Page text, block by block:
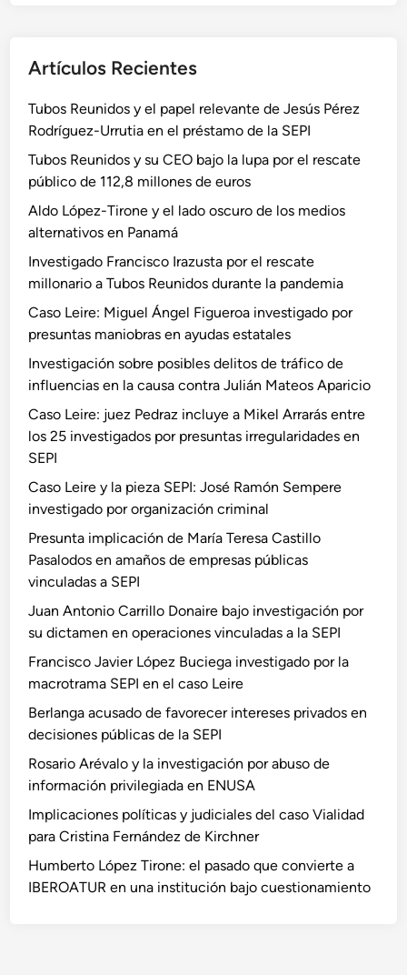
Artículos Recientes
Tubos Reunidos y el papel relevante de Jesús Pérez
Rodríguez-Urrutia en el préstamo de la SEPI
Tubos Reunidos y su CEO bajo la lupa por el rescate
público de 112,8 millones de euros
Aldo López-Tirone y el lado oscuro de los medios
alternativos en Panamá
Investigado Francisco Irazusta por el rescate
millonario a Tubos Reunidos durante la pandemia
Caso Leire: Miguel Ángel Figueroa investigado por
presuntas maniobras en ayudas estatales
Investigación sobre posibles delitos de tráfico de
influencias en la causa contra Julián Mateos Aparicio
Caso Leire: juez Pedraz incluye a Mikel Arrarás entre
los 25 investigados por presuntas irregularidades en
SEPI
Caso Leire y la pieza SEPI: José Ramón Sempere
investigado por organización criminal
Presunta implicación de María Teresa Castillo
Pasalodos en amaños de empresas públicas
vinculadas a SEPI
Juan Antonio Carrillo Donaire bajo investigación por
su dictamen en operaciones vinculadas a la SEPI
Francisco Javier López Buciega investigado por la
macrotrama SEPI en el caso Leire
Berlanga acusado de favorecer intereses privados en
decisiones públicas de la SEPI
Rosario Arévalo y la investigación por abuso de
información privilegiada en ENUSA
Implicaciones políticas y judiciales del caso Vialidad
para Cristina Fernández de Kirchner
Humberto López Tirone: el pasado que convierte a
IBEROATUR en una institución bajo cuestionamiento